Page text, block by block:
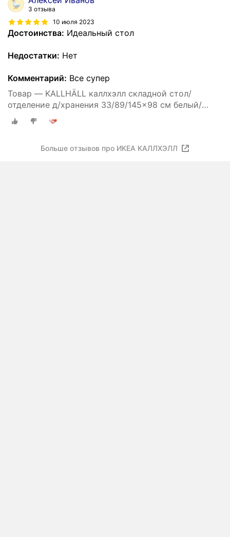
3 отзыва
10 июля 2023
Достоинства: Идеальный стол
Недостатки: Нет
Комментарий: Все супер
Товар — KALLHÄLL каллхэлл складной стол/
отделение д/хранения 33/89/145x98 см белый/
светло-серый
Больше отзывов про ИКЕА КАЛЛХЭЛЛ